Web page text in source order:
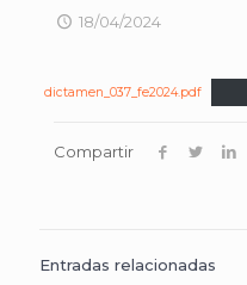
18/04/2024
dictamen_037_fe2024.pdf
Compartir
Entradas relacionadas